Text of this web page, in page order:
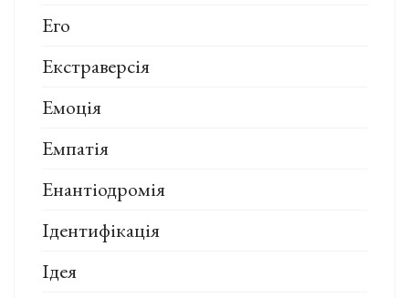
Его
Екстраверсія
Емоція
Емпатія
Енантіодромія
Ідентифікація
Ідея